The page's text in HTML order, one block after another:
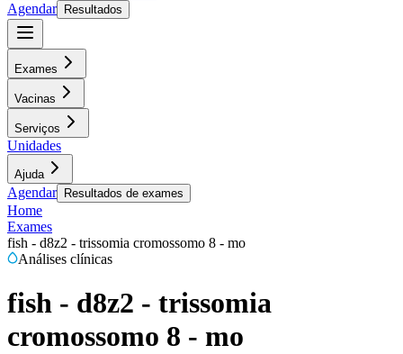
Agendar
Resultados
Exames
Vacinas
Serviços
Unidades
Ajuda
Agendar Resultados de exames
Home
Exames
fish - d8z2 - trissomia cromossomo 8 - mo
Análises clínicas
fish - d8z2 - trissomia
cromossomo 8 - mo